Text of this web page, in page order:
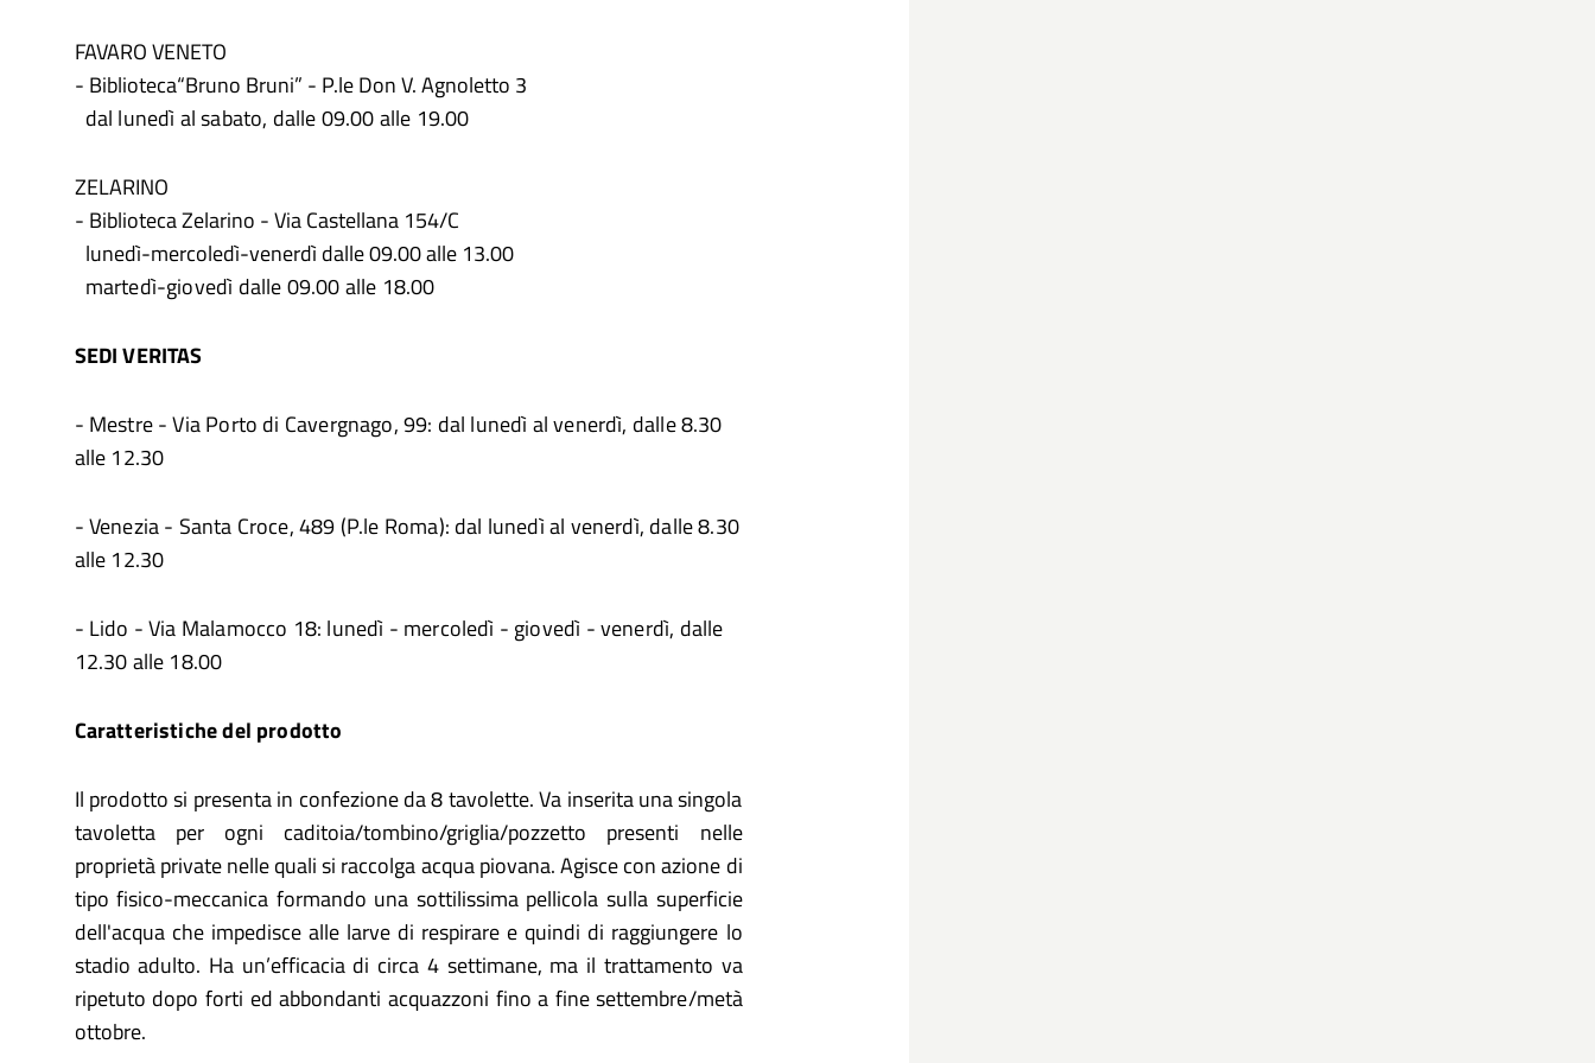
FAVARO VENETO
- Biblioteca“Bruno Bruni” - P.le Don V. Agnoletto 3
dal lunedì al sabato, dalle 09.00 alle 19.00
ZELARINO
- Biblioteca Zelarino - Via Castellana 154/C
lunedì-mercoledì-venerdì dalle 09.00 alle 13.00
martedì-giovedì dalle 09.00 alle 18.00
SEDI VERITAS
- Mestre - Via Porto di Cavergnago, 99: dal lunedì al venerdì, dalle 8.30
alle 12.30
- Venezia - Santa Croce, 489 (P.le Roma): dal lunedì al venerdì, dalle 8.30
alle 12.30
- Lido - Via Malamocco 18: lunedì - mercoledì - giovedì - venerdì, dalle
12.30 alle 18.00
Caratteristiche del prodotto
Il prodotto si presenta in confezione da 8 tavolette. Va inserita una singola
tavoletta per ogni caditoia/tombino/griglia/pozzetto presenti nelle
proprietà private nelle quali si raccolga acqua piovana. Agisce con azione di
tipo fisico-meccanica formando una sottilissima pellicola sulla superficie
dell'acqua che impedisce alle larve di respirare e quindi di raggiungere lo
stadio adulto. Ha un’efficacia di circa 4 settimane, ma il trattamento va
ripetuto dopo forti ed abbondanti acquazzoni fino a fine settembre/metà
ottobre.